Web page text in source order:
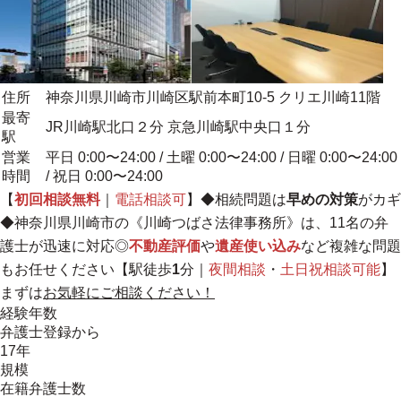
住所
神奈川県川崎市川崎区駅前本町10-5 クリエ川崎11階
最寄
駅
JR川崎駅北口２分 京急川崎駅中央口１分
営業
時間
平日 0:00〜24:00 / 土曜 0:00〜24:00 / 日曜 0:00〜24:00
/ 祝日 0:00〜24:00
【初回相談無料｜ 電話相談可】◆相続問題は早めの対策がカギ
◆神奈川県川崎市の《川崎つばさ法律事務所》は、11名の弁
護士が迅速に対応◎不動産評価や遺産使い込みなど複雑な問題
もお任せください【駅徒歩1分｜ 夜間相談 ・ 土日祝相談可能】
まずはお気軽にご相談ください！
経験年数
弁護士登録から
17年
規模
在籍弁護士数